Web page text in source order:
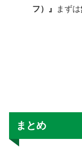
フ）』
まずは
まとめ